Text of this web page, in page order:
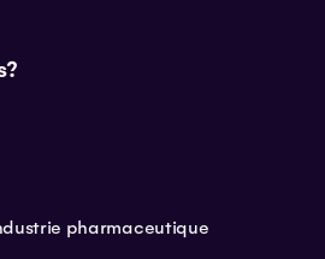
pharmaceutique